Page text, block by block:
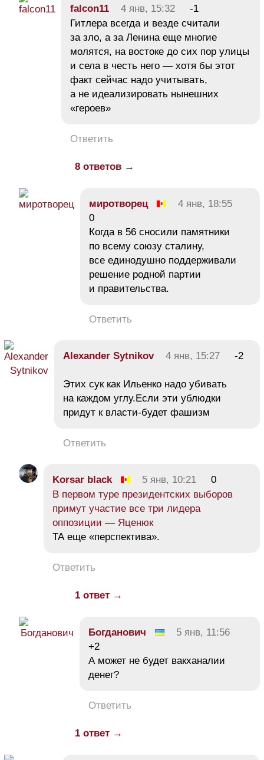
falcon11 4 янв, 15:32
-1
Гитлера всегда и везде считали
за зло, а за Ленина еще многие
молятся, на востоке до сих пор улицы
и села в честь него — хотя бы этот
факт сейчас надо учитывать,
а не идеализировать нынешних
«героев»
Ответить
8 ответов →
миротворец
4 янв, 18:55
0
Когда в 56 сносили памятники
по всему союзу сталину,
все единодушно поддерживали
решение родной партии
и правительства.
Ответить
Alexander Sytnikov 4 янв, 15:27 -2
Этих сук как Ильенко надо убивать
на каждом углу.Если эти ублюдки
придут к власти-будет фашизм
Ответить
Korsar black 5 янв, 10:21
0
В первом туре президентских выборов
примут участие все три лидера
оппозиции — Яценюк
ТА еще «перспектива».
Ответить
1 ответ →
Богданович
5 янв, 11:56
+2
А может не будет вакханалии
денег?
Ответить
1 ответ →